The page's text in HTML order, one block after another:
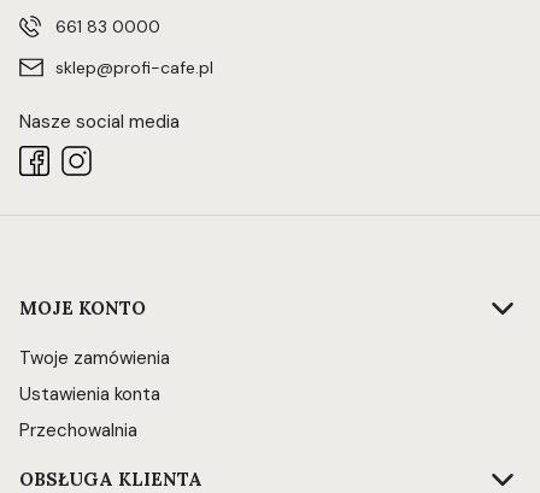
661 83 0000
sklep@profi-cafe.pl
Nasze social media
Linki w stopce
MOJE KONTO
Twoje zamówienia
Ustawienia konta
Przechowalnia
OBSŁUGA KLIENTA